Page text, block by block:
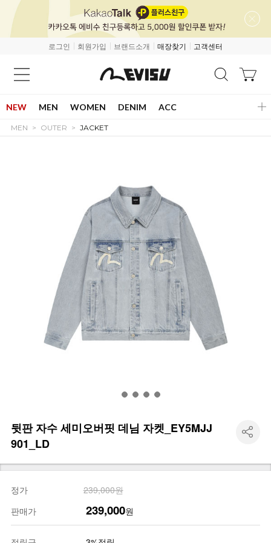
로그인 회원가입 브랜드소개 매장찾기 고객센터
NEW MEN WOMEN DENIM ACC
MEN OUTER JACKET
뒷판 자수 세미오버핏 데님 자켓_EY5MJJ
901_LD
정가
239,000원
판매가
239,000원